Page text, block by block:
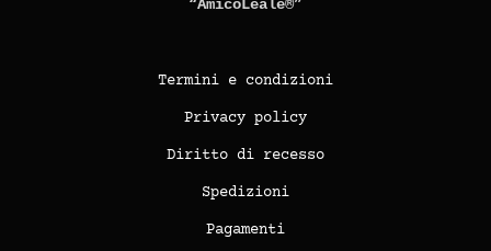
“AmicoLeale®”
Termini e condizioni
Privacy policy
Diritto di recesso
Spedizioni
Pagamenti